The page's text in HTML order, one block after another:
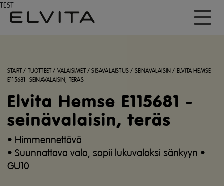
TEST
START / TUOTTEET / VALAISIMET/SISÄVALAISTUS / SEINÄVALAISIN / ELVITA HEMSE
E115681 -SEINÄVALAISIN, TERÄS
Elvita Hemse E115681 -
seinävalaisin, teräs
• Himmennettävä
• Suunnattava valo, sopii lukuvaloksi sänkyyn •
GU10